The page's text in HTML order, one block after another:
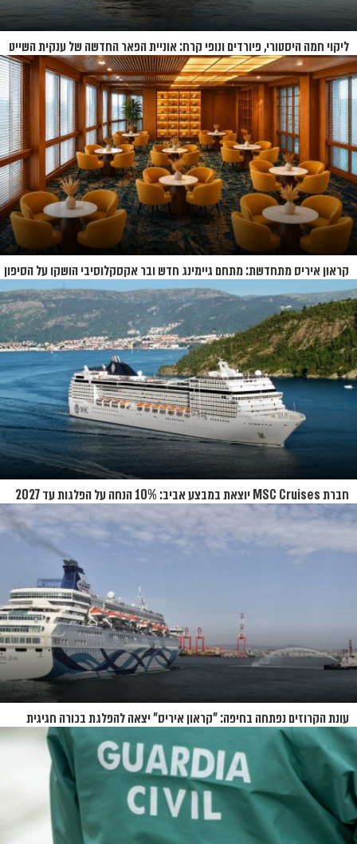
ליקוי חמה היסטורי, פיורדים ונופי קרח: אוניית הפאר החדשה של ענקית השייט
תושק בקיץ 2026
קראון איריס מתחדשת: מתחם גיימינג חדש ובר אקסקלוסיבי הושקו על הסיפון
חברת MSC Cruises יוצאת במבצע אביב: 10% הנחה על הפלגות עד 2027
עונת הקרוזים נפתחה בחיפה: "קראון איריס" יצאה להפלגת בכורה חגיגית